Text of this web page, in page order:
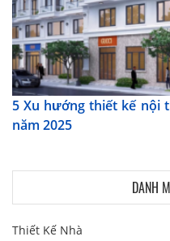
5 Xu hướng thiết kế nội
năm 2025
DANH
Thiết Kế Nhà